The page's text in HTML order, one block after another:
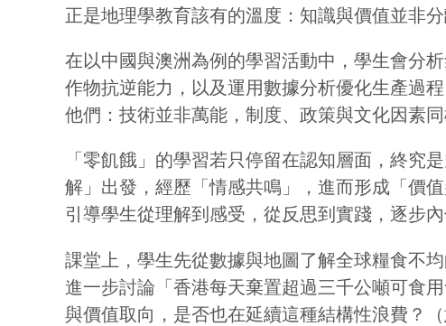
正是地理學教育該有的溫度：知識與價值並非
在以中國與澳洲為例的學習活動中，學生會分
作物抗逆能力，以及運用數據分析優化生產過
他們：技術並非萬能，制度、政策與文化因素同
「零飢餓」的學習若只停留在認知層面，終
解」出發，經歷「情感共鳴」，進而形成「價
引導學生從理解到感受，從反思到實踐，逐步
課堂上，學生先從數據與地圖了解全球糧食不
進一步討論「香港每天棄置超過三千公噸可食
與價值取向，是否也在延續這種結構性浪費？（